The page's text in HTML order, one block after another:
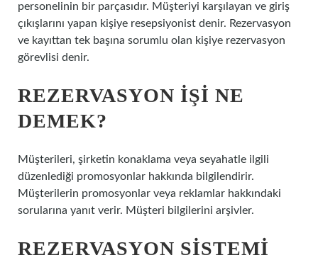
personelinin bir parçasıdır. Müşteriyi karşılayan ve giriş
çıkışlarını yapan kişiye resepsiyonist denir. Rezervasyon
ve kayıttan tek başına sorumlu olan kişiye rezervasyon
görevlisi denir.
REZERVASYON IŞI NE
DEMEK?
Müşterileri, şirketin konaklama veya seyahatle ilgili
düzenlediği promosyonlar hakkında bilgilendirir.
Müşterilerin promosyonlar veya reklamlar hakkındaki
sorularına yanıt verir. Müşteri bilgilerini arşivler.
REZERVASYON SISTEMI